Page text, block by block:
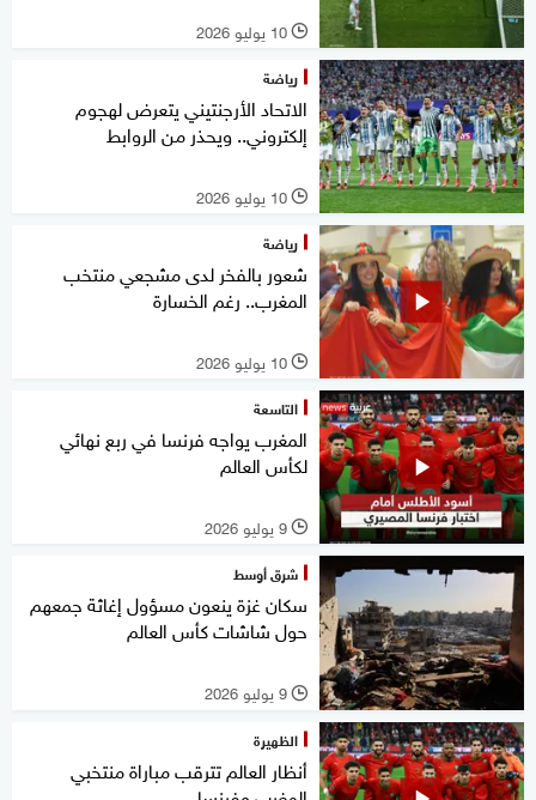
l 10 يوليو 2026
رياضة
الاتحاد الأرجنتيني يتعرض لهجوم
إلكتروني.. ويحذر من الروابط
l 10 يوليو 2026
رياضة
شعور بالفخر لدى مشجعي منتخب
المغرب.. رغم الخسارة
l 10 يوليو 2026
التاسعة
المغرب يواجه فرنسا في ربع نهائي
لكأس العالم
l 9 يوليو 2026
شرق أوسط
سكان غزة ينعون مسؤول إغاثة جمعهم
حول شاشات كأس العالم
l 9 يوليو 2026
الظهيرة
أنظار العالم تترقب مباراة منتخبي